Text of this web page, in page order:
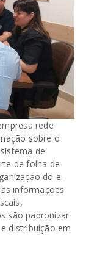
rede
sobre o
de
de folha de
do e-
informações
são padronizar
distribuição em